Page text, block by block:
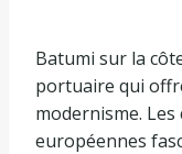
Batumi sur la
portuaire qui
modernisme.
européennes